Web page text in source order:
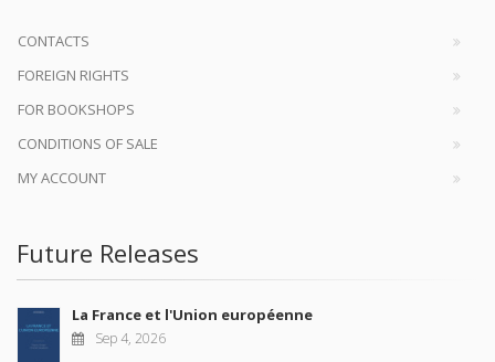
CONTACTS
FOREIGN RIGHTS
FOR BOOKSHOPS
CONDITIONS OF SALE
MY ACCOUNT
Future Releases
La France et l'Union européenne
Sep 4, 2026